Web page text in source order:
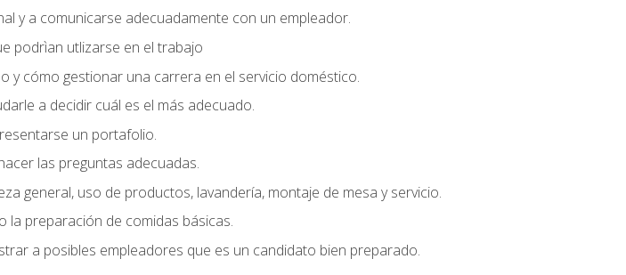
y a comunicarse adecuadamente con un empleador.
podrìan utlizarse en el trabajo
cómo gestionar una carrera en el servicio doméstico.
a decidir cuál es el más adecuado.
un portafolio.
las preguntas adecuadas.
general, uso de productos, lavandería, montaje de mesa y servicio.
la preparación de comidas básicas.
a posibles empleadores que es un candidato bien preparado.